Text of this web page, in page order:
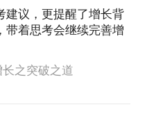
建议，更提醒了增长背
带着思考会继续完善增
之突破之道